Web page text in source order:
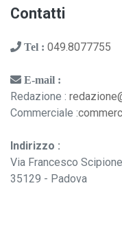
Contatti
Tel : 049.8077755
E-mail :
Redazione :
Commerciale :
Indirizzo :
Via Francesco
35129 - Padova